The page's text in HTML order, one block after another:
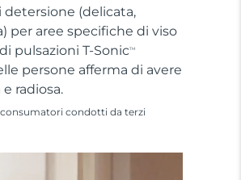
(delicata,
per aree specifiche di viso
pulsazioni T-SonicTM
persone afferma di avere
radiosa.
condotti da terzi